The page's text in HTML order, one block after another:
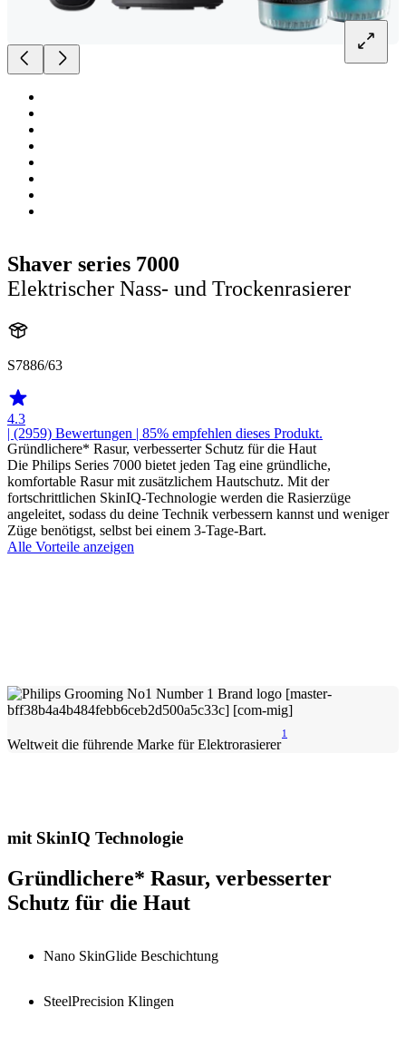
Shaver series 7000
Elektrischer Nass- und Trockenrasierer
S7886/63
4.3
| (2959) Bewertungen | 85% empfehlen dieses Produkt.
Gründlichere* Rasur, verbesserter Schutz für die Haut
Die Philips Series 7000 bietet jeden Tag eine gründliche,
komfortable Rasur mit zusätzlichem Hautschutz. Mit der
fortschrittlichen SkinIQ-Technologie werden die Rasierzüge
angeleitet, sodass du deine Technik verbessern kannst und weniger
Züge benötigst, selbst bei einem 3-Tage-Bart.
Alle Vorteile anzeigen
Weltweit die führende Marke für Elektrorasierer
1
mit SkinIQ Technologie
Gründlichere* Rasur, verbesserter
Schutz für die Haut
Nano SkinGlide Beschichtung
SteelPrecision Klingen